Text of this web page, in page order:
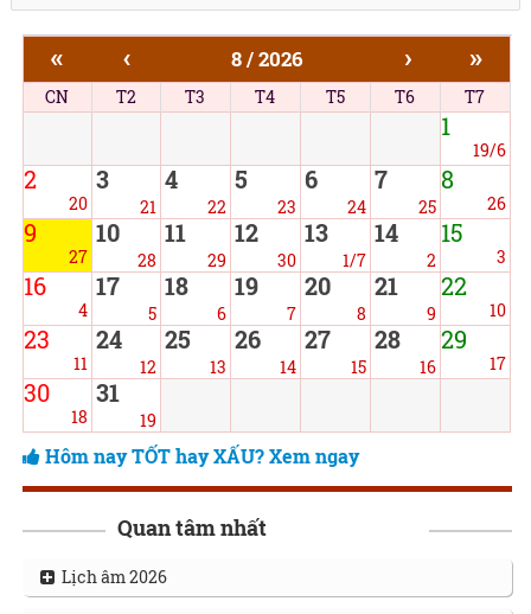
« ‹ 8 / 2026 › »
CN T2 T3 T4 T5 T6 T7
1
19/6
2
20
3
21
4
22
5
23
6
24
7
25
8
26
9
27
10
28
11
29
12
30
13
1/7
14
2
15
3
16
4
17
5
18
6
19
7
20
8
21
9
22
10
23
11
24
12
25
13
26
14
27
15
28
16
29
17
30
18
31
19
Hôm nay TỐT hay XẤU? Xem ngay
Quan tâm nhất
Lịch âm 2026